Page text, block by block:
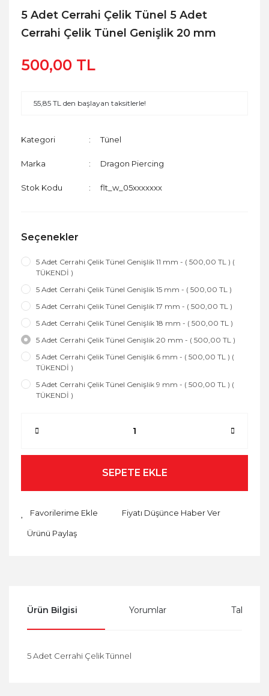
5 Adet Cerrahi Çelik Tünel 5 Adet
Cerrahi Çelik Tünel Genişlik 20 mm
500,00 TL
55,85 TL den başlayan taksitlerle!
Kategori Tünel
Marka Dragon Piercing
Stok Kodu flt_w_05xxxxxxx
Seçenekler
5 Adet Cerrahi Çelik Tünel Genişlik 11 mm - ( 500,00 TL ) (
TÜKENDİ )
5 Adet Cerrahi Çelik Tünel Genişlik 15 mm - ( 500,00 TL )
5 Adet Cerrahi Çelik Tünel Genişlik 17 mm - ( 500,00 TL )
5 Adet Cerrahi Çelik Tünel Genişlik 18 mm - ( 500,00 TL )
5 Adet Cerrahi Çelik Tünel Genişlik 20 mm - ( 500,00 TL )
5 Adet Cerrahi Çelik Tünel Genişlik 6 mm - ( 500,00 TL ) (
TÜKENDİ )
5 Adet Cerrahi Çelik Tünel Genişlik 9 mm - ( 500,00 TL ) (
TÜKENDİ )
SEPETE EKLE
Fiyatı Düşünce Haber Ver
Ürünü Paylaş
Ürün Bilgisi Yorumlar Taksit
5 Adet Cerrahi Çelik Tünnel